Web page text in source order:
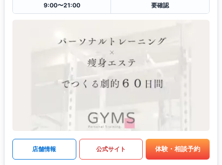
9:00〜21:00
要確認
店舗情報 公式サイト 体験・相談予約